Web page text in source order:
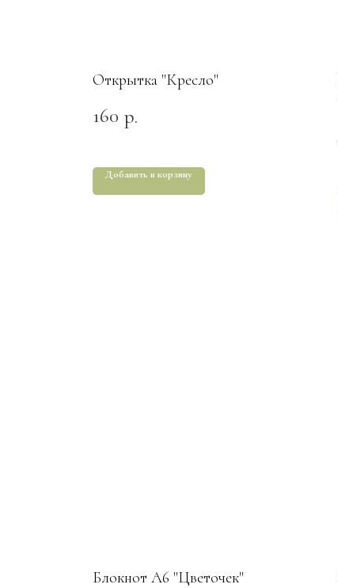
Открытка "Кресло"
160 р.
Добавить в корзину
Блокнот А6 "Цветочек"